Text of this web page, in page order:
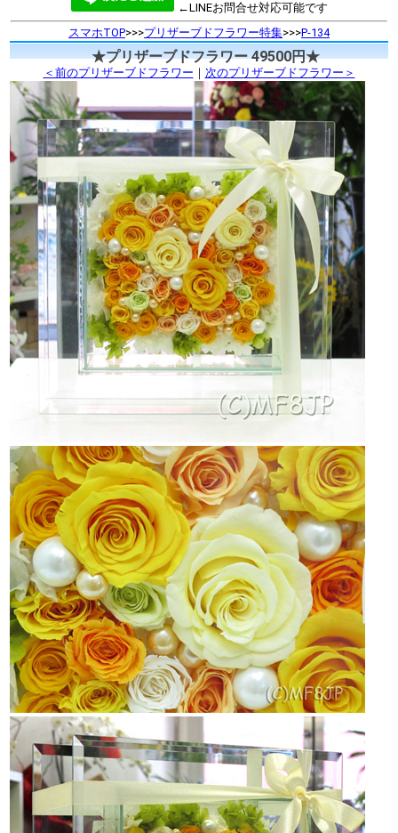
←LINEお問合せ対応可能です
スマホTOP>>>プリザーブドフラワー特集>>>P-134
★プリザーブドフラワー 49500円★
＜前のプリザーブドフラワー ｜ 次のプリザーブドフラワー＞